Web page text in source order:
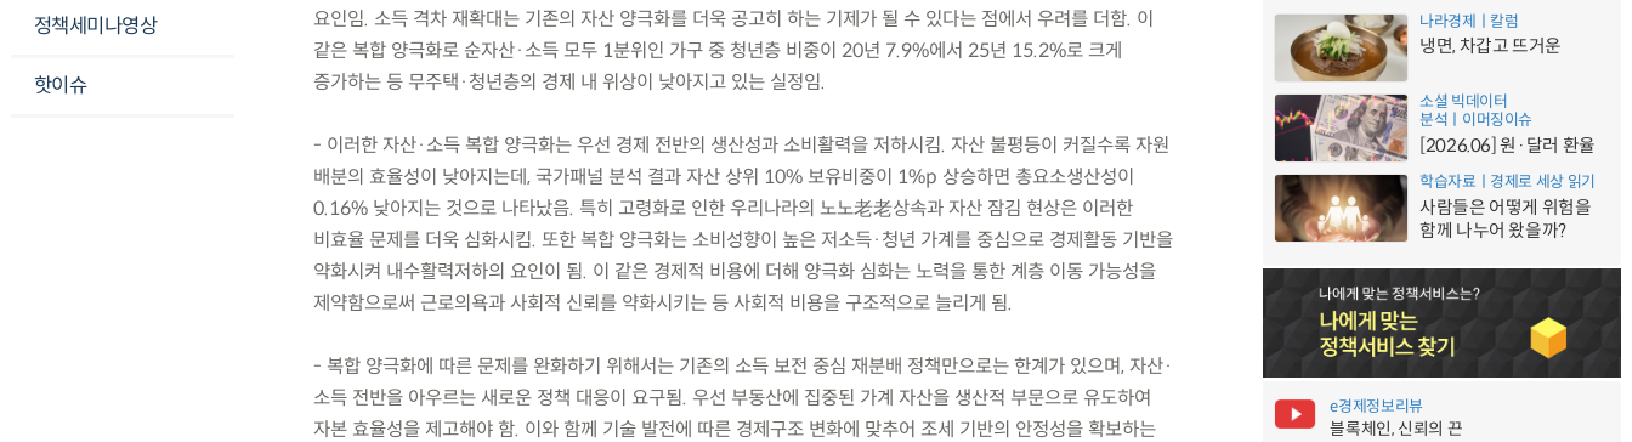
정책세미나영상
핫이슈
요인임. 소득 격차 재확대는 기존의 자산 양극화를 더욱 공고히 하는 기제가 될 수 있다는 점에서 우려를 더함. 이
같은 복합 양극화로 순자산·소득 모두 1분위인 가구 중 청년층 비중이 20년 7.9%에서 25년 15.2%로 크게
증가하는 등 무주택·청년층의 경제 내 위상이 낮아지고 있는 실정임.
- 이러한 자산·소득 복합 양극화는 우선 경제 전반의 생산성과 소비활력을 저하시킴. 자산 불평등이 커질수록 자원
배분의 효율성이 낮아지는데, 국가패널 분석 결과 자산 상위 10% 보유비중이 1%p 상승하면 총요소생산성이
0.16% 낮아지는 것으로 나타났음. 특히 고령화로 인한 우리나라의 노노老老상속과 자산 잠김 현상은 이러한
비효율 문제를 더욱 심화시킴. 또한 복합 양극화는 소비성향이 높은 저소득·청년 가계를 중심으로 경제활동 기반을
약화시켜 내수활력저하의 요인이 됨. 이 같은 경제적 비용에 더해 양극화 심화는 노력을 통한 계층 이동 가능성을
제약함으로써 근로의욕과 사회적 신뢰를 약화시키는 등 사회적 비용을 구조적으로 늘리게 됨.
- 복합 양극화에 따른 문제를 완화하기 위해서는 기존의 소득 보전 중심 재분배 정책만으로는 한계가 있으며, 자산·
소득 전반을 아우르는 새로운 정책 대응이 요구됨. 우선 부동산에 집중된 가계 자산을 생산적 부문으로 유도하여
자본 효율성을 제고해야 함. 이와 함께 기술 발전에 따른 경제구조 변화에 맞추어 조세 기반의 안정성을 확보하는
나라경제ㅣ칼럼
냉면, 차갑고 뜨거운
소셜 빅데이터
분석ㅣ이머징이슈
[2026.06] 원·달러 환율
학습자료ㅣ경제로 세상 읽기
사람들은 어떻게 위험을
함께 나누어 왔을까?
e경제정보리뷰
블록체인, 신뢰의 끈